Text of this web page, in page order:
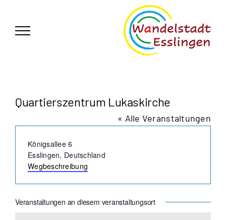
springen
Quartierszentrum Lukaskirche
« Alle Veranstaltungen
Adresse
Königsallee 6
Esslingen, Deutschland
Wegbeschreibung
Veranstaltungen an diesem veranstaltungsort